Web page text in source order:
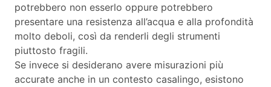
potrebbero non esserlo oppure potrebbero
presentare una resistenza all’acqua e alla profondità
molto deboli, così da renderli degli strumenti
piuttosto fragili.
Se invece si desiderano avere misurazioni più
accurate anche in un contesto casalingo, esistono